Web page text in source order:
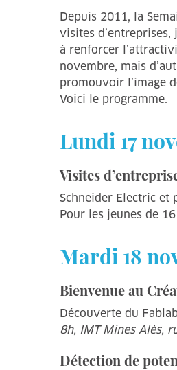
Depuis 2011, la
visites
à renforcer
novembre, mais
promouvoir l’image
Voici le programme.
Lundi 17
Visites
Schneider Electric et
Pour les jeunes de
Mardi 18
Bienvenue au
Découverte du
8h, IMT Mines Alès,
Détection de